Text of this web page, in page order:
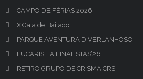
CAMPO DE FÉRIAS 2026
X Gala de Bailado
PARQUE AVENTURA DIVERLANHOSO
EUCARISTIA FINALISTAS’26
RETIRO GRUPO DE CRISMA CRSI